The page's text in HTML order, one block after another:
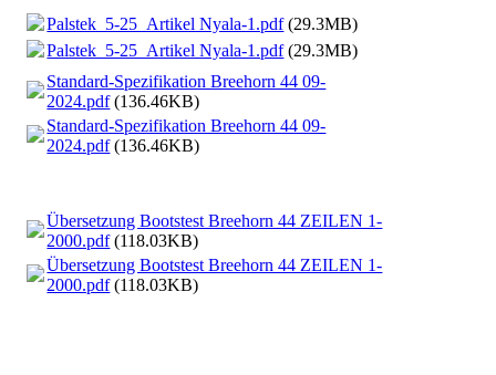
Palstek_5-25_Artikel Nyala-1.pdf(29.3MB)
Palstek_5-25_Artikel Nyala-1.pdf(29.3MB)
Standard-Spezifikation Breehorn 44 09-
2024.pdf(136.46KB)
Standard-Spezifikation Breehorn 44 09-
2024.pdf(136.46KB)
Übersetzung Bootstest Breehorn 44 ZEILEN 1-
2000.pdf(118.03KB)
Übersetzung Bootstest Breehorn 44 ZEILEN 1-
2000.pdf(118.03KB)